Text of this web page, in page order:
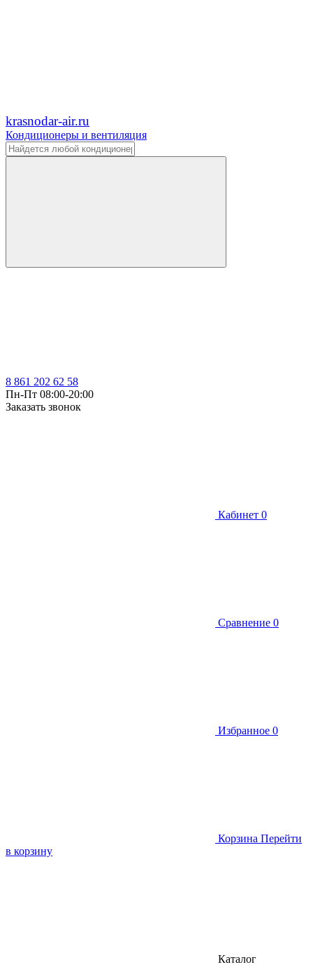
krasnodar-air.ru
Кондиционеры и вентиляция
8 861 202 62 58
Пн-Пт 08:00-20:00
Заказать звонок
Кабинет 0
Сравнение 0
Избранное 0
Корзина Перейти
в корзину
Каталог